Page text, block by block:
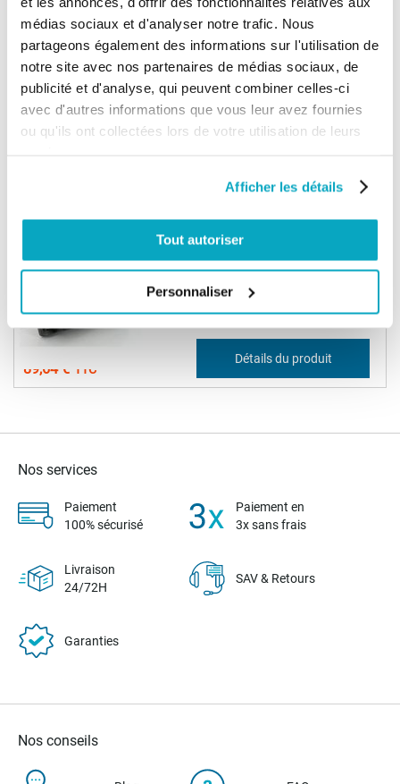
médias sociaux et d'analyser notre trafic. Nous
partageons également des informations sur l'utilisation de
notre site avec nos partenaires de médias sociaux, de
publicité et d'analyse, qui peuvent combiner celles-ci
avec d'autres informations que vous leur avez fournies
ou qu'ils ont collectées lors de votre utilisation de leurs
Afficher les détails
Tout autoriser
Personnaliser
Récepteur radio Nice OXI
(35)
Nice FLOX2R Récepteur radio universel
(5)
89,64 €
74,70 € Détails du produit
Nos services
Paiement
100% sécurisé
Paiement en
3x sans frais
Livraison
24/72H
SAV & Retours
Garanties
Nos conseils